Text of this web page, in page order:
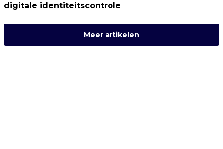
digitale identiteitscontrole
Meer artikelen